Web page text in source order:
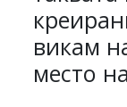
викам
место